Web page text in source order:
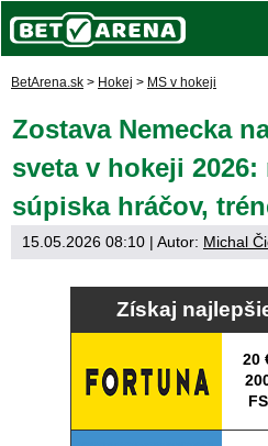
BetArena.sk > Hokej > MS v hokeji
Zostava Nemecka
sveta v hokeji 2026:
súpiska hráčov,
15.05.2026 08:10 | Autor: Michal
Získaj
20
FS